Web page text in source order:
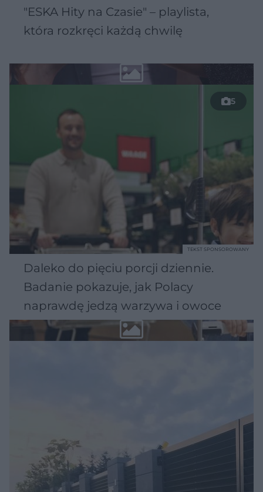
"ESKA Hity na Czasie" – playlista,
która rozkręci każdą chwilę
5
Daleko do pięciu porcji dziennie.
Badanie pokazuje, jak Polacy
naprawdę jedzą warzywa i owoce
TEKST SPONSOROWANY